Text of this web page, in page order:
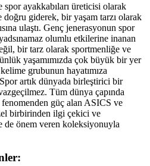
spor ayakkabıları üreticisi olarak
doğru giderek, bir yaşam tarzı olarak
ulaştı. Genç jenerasyonun spor
olumlu etkilerine inanan
bir tarz olarak sportmenliğe ve
yaşamımızda çok büyük bir yer
grubunun hayatımıza
artık dünyada birleştirici bir
Tüm dünya çapında
güç alan ASICS ve
birbirinden ilgi çekici ve
de önem veren koleksiyonuyla